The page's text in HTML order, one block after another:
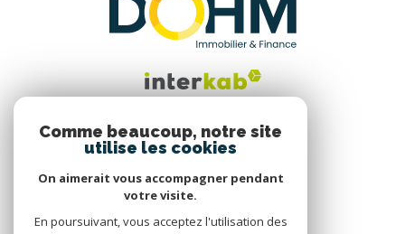
Nous suivre
Comme beaucoup, notre site
utilise les cookies
On aimerait vous accompagner pendant
votre visite.
En poursuivant, vous acceptez l'utilisation des